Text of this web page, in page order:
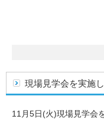
現場見学会を実施し
11月5日(火)現場見学会